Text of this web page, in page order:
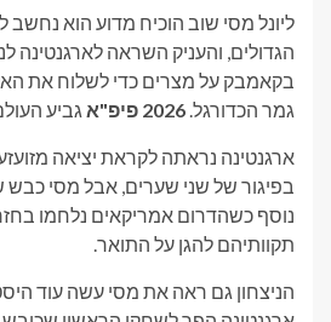
ליונל מסי שוב הוכיח מדוע הוא
בקאמבק על מצרים כדי לשלוח את
גמר הכדורגל. 2026 פיפ"א גביע
ארגנטינה נראתה לקראת יציאה
בפיגור של שני שערים, אבל מסי
נוסף כשהדרום אמריקאים נלחמו
תקוותיהם להגן על התואר.
הניצחון גם ראה את מסי עשה עוד